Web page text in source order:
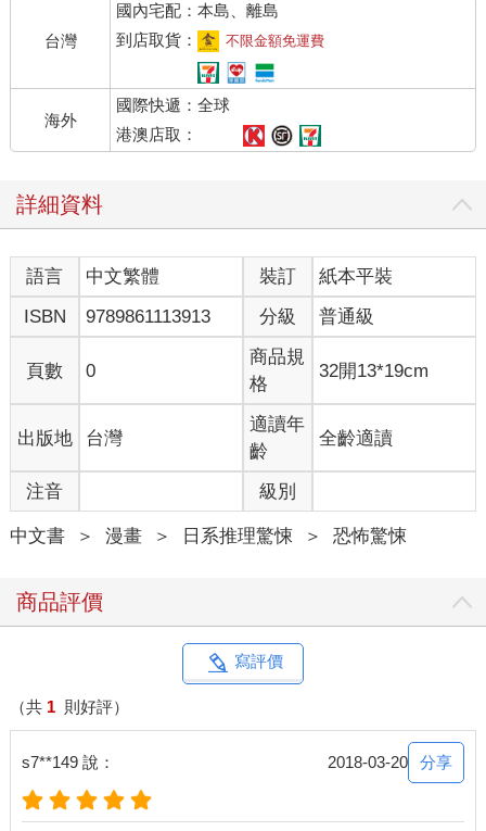
台灣
國內宅配：本島、離島
到店取貨：
不限金額免運費
海外
國際快遞：全球
港澳店取：
詳細資料
語言 中文繁體 裝訂
紙本平裝
ISBN
9789861113913 分級 普通級
頁數 0
商品規
格
32開13*19cm
出版地 台灣
適讀年
齡
全齡適讀
注音 級別
中文書 ＞ 漫畫 ＞ 日系推理驚悚 ＞ 恐怖驚悚
商品評價
寫評價
（共 1 則好評）
s7**149 說： 2018-03-20 分享